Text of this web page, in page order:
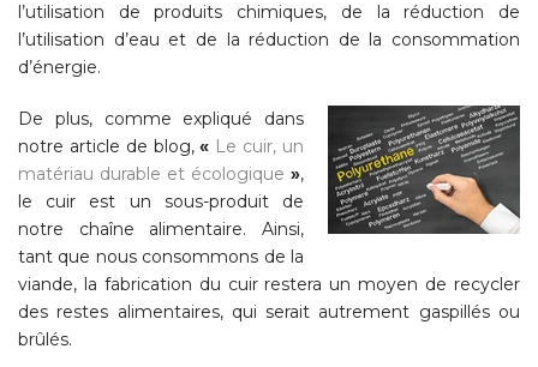
l’utilisation de produits chimiques, de la réduction de
l’utilisation d’eau et de la réduction de la consommation
d’énergie.
De plus, comme expliqué dans
notre article de blog,« Le cuir, un
matériau durable et écologique »,
le cuir est un sous-produit de
notre chaîne alimentaire. Ainsi,
tant que nous consommons de la
viande, la fabrication du cuir restera un moyen de recycler
des restes alimentaires, qui serait autrement gaspillés ou
brûlés.